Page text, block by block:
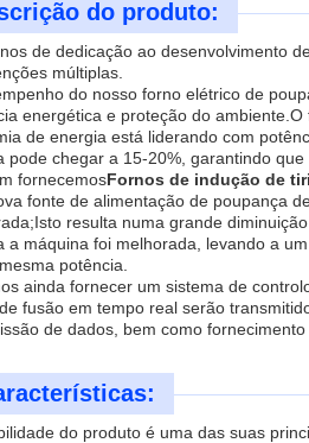
do produto:
de dedicação ao desenvolvimento
múltiplas.
do nosso forno elétrico de
energética e proteção do
de energia está liderando com
pode chegar a 15-20%, garantindo
fornecemosFornos de indução de
fonte de alimentação de poupança
resulta numa grande
a máquina foi melhorada, levando a
potência.
ainda fornecer um sistema de
fusão em tempo real serão
de dados, bem como
do produto é uma das suas